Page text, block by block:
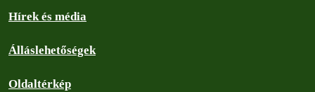
Hírek és média
Álláslehetőségek
Oldaltérkép